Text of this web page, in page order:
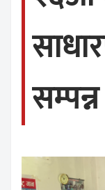
सम्पन्न